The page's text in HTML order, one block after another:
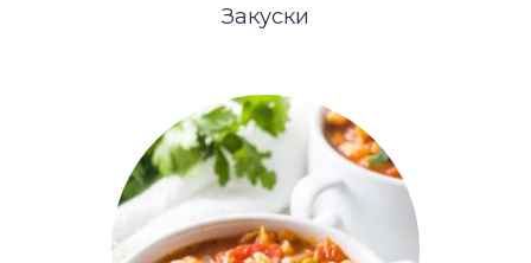
Закуски